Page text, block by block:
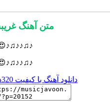
متن آهنگ
دانلود آهنگ با کیفیت 320